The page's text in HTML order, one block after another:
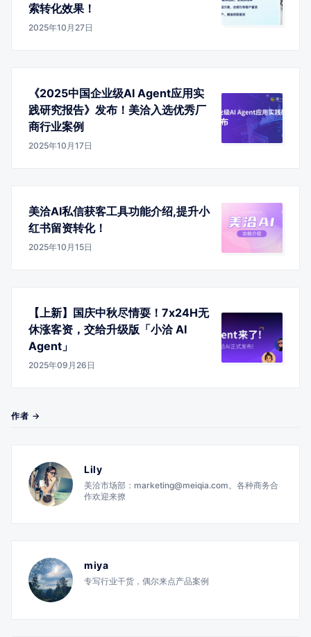
索转化效果！
2025年10月27日
《2025中国企业级AI Agent应用实
践研究报告》发布！美洽入选优秀厂
商行业案例
2025年10月17日
美洽AI私信获客工具功能介绍,提升小
红书留资转化！
2025年10月15日
【上新】国庆中秋尽情耍！7x24H无
休涨客资，交给升级版「小洽 AI
Agent」
2025年09月26日
作者 →
Lily
美洽市场部：marketing@meiqia.com。各种商务合
作欢迎来撩
miya
专写行业干货，偶尔来点产品案例